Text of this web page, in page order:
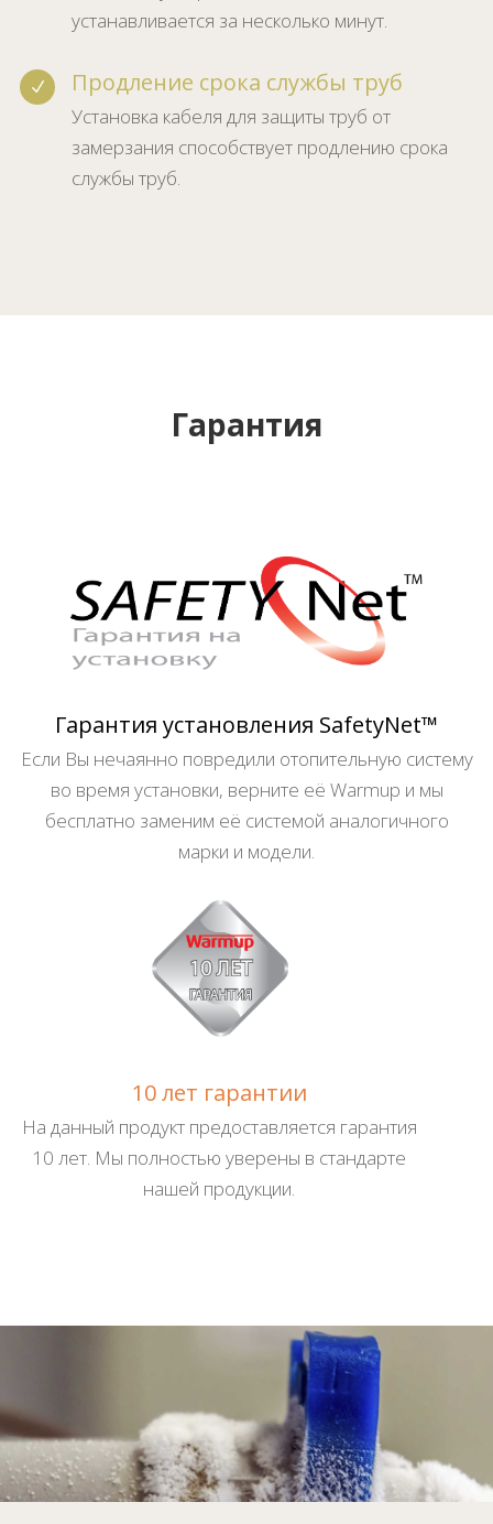
устанавливается за несколько минут.
N Продление срока службы труб
Установка кабеля для защиты труб от
замерзания способствует продлению срока
службы труб.
Гарантия
Гарантия установления SafetyNet™
Если Вы нечаянно повредили отопительную систему
во время установки, верните её Warmup и мы
бесплатно заменим её системой аналогичного
марки и модели.
10 лет гарантии
На данный продукт предоставляется гарантия
10 лет. Мы полностью уверены в стандарте
нашей продукции.